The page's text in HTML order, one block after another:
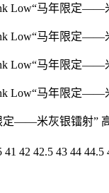
定——米灰银镭射”
41 42 42.5 43 44 44.5